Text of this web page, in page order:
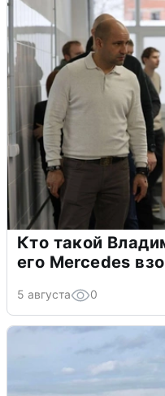
Кто такой
его Mercedes
5 августа 0